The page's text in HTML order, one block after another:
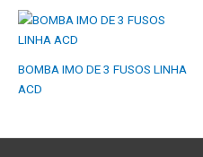
BOMBA IMO DE 3 FUSOS LINHA
ACD